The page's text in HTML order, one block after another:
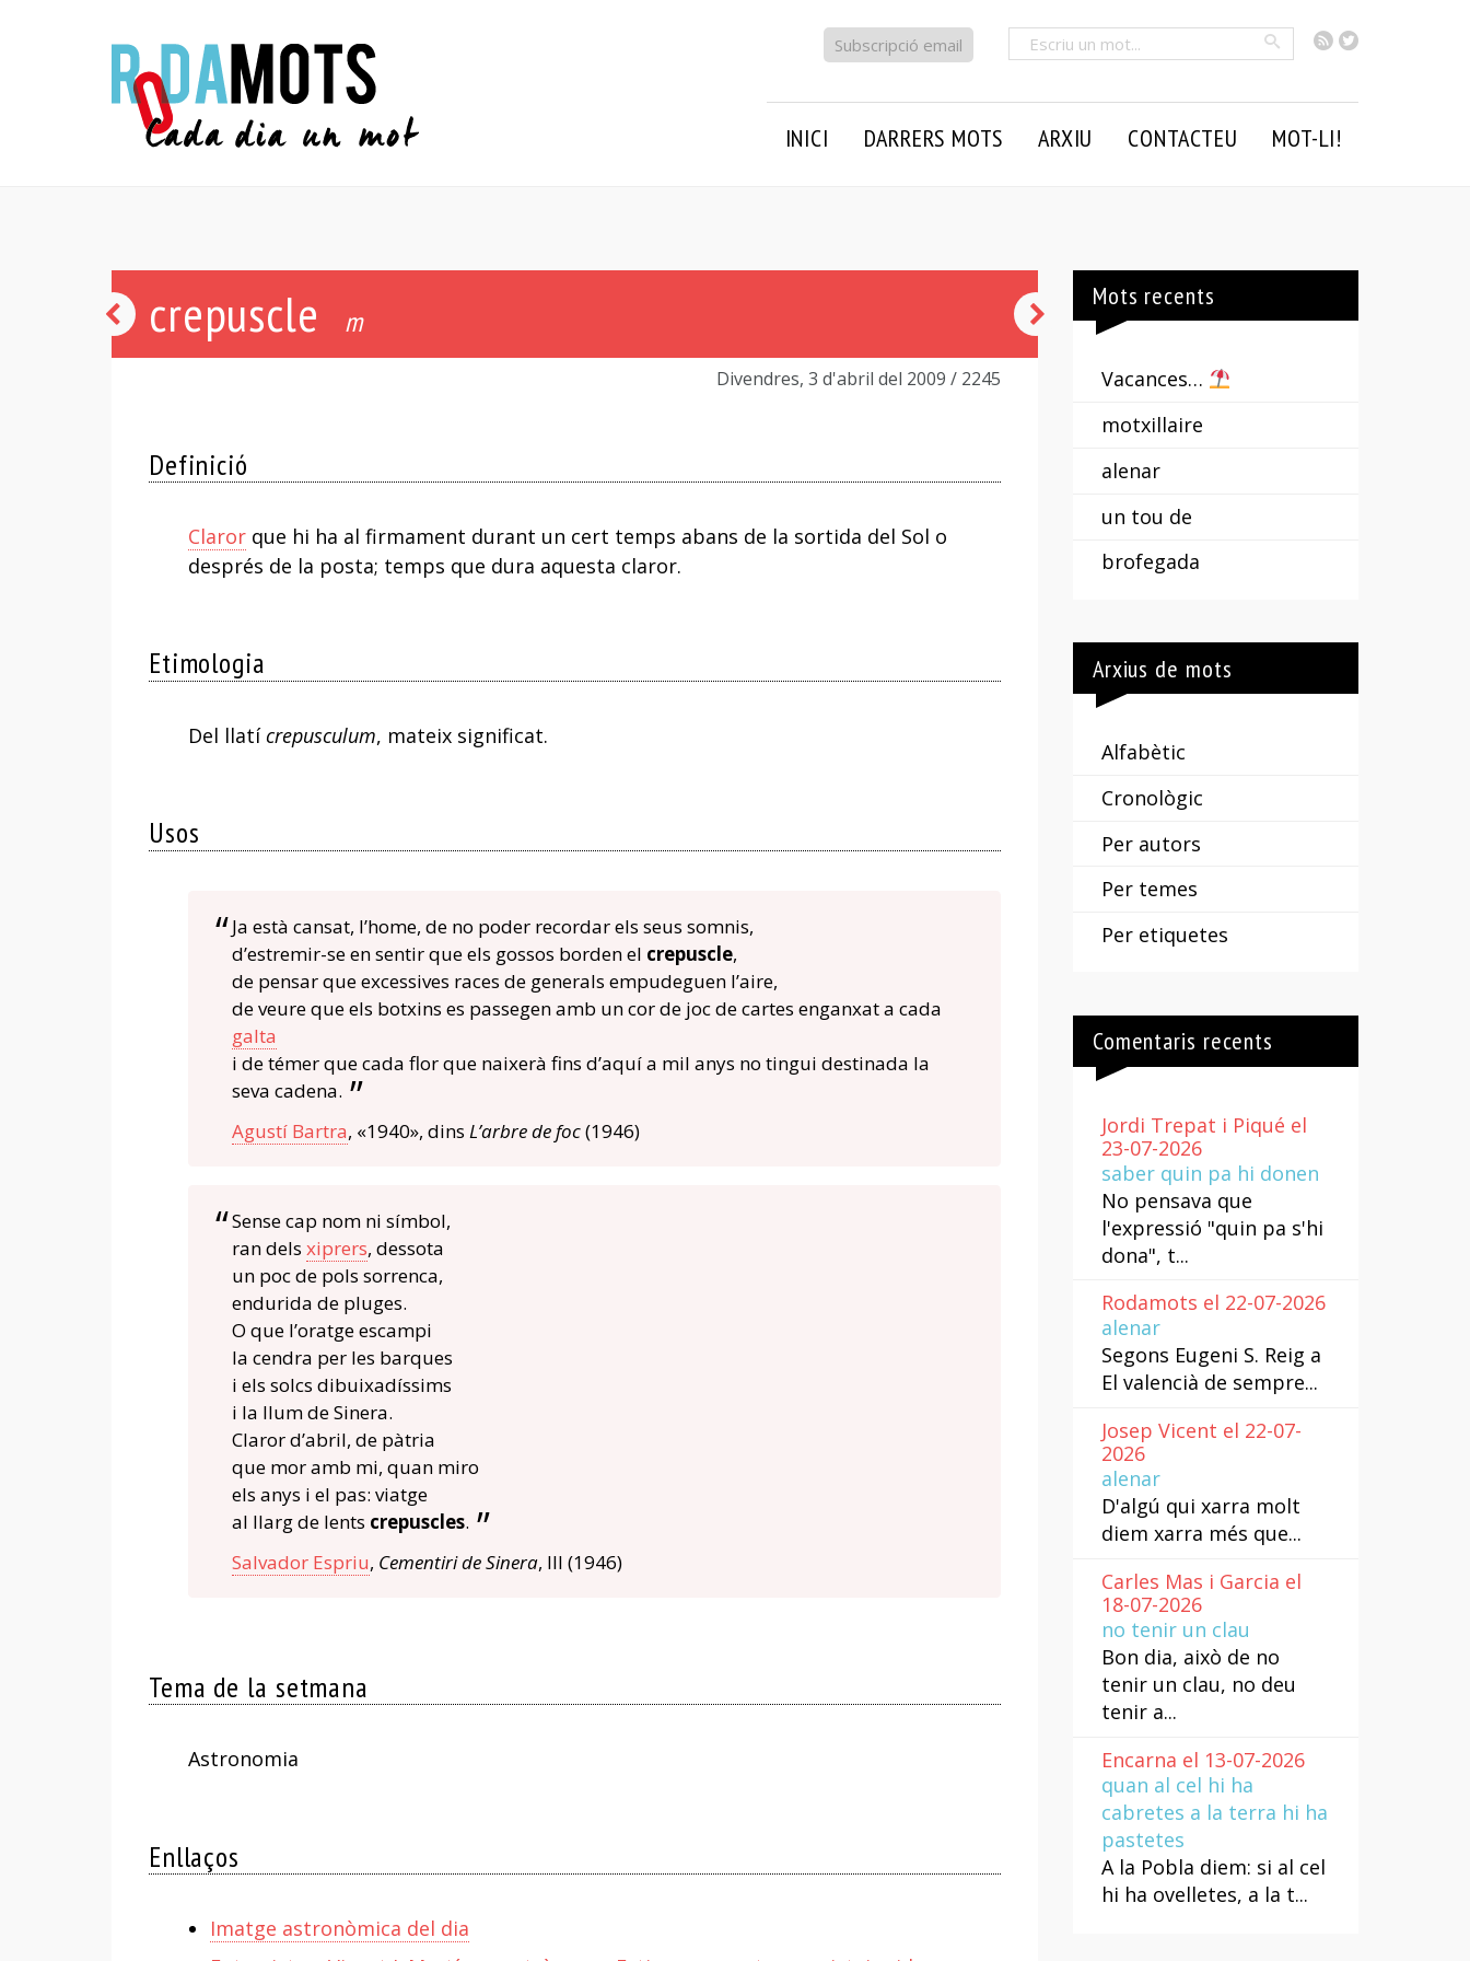
RSSTwitter
Cercar
Subscripció email
INICI DARRERS MOTS ARXIU CONTACTEU MOT-LI!
crepuscle m
Divendres, 3 d'abril del 2009 / 2245
Definició
Clarorque hi ha al firmament durant un cert temps abans de la sortida del Sol o
després de la posta; temps que dura aquesta claror.
Etimologia
Del llatícrepusculum, mateix significat.
Usos
Ja està cansat, l’home, de no poder recordar els seus somnis,
d’estremir-se en sentir que els gossos borden el crepuscle,
de pensar que excessives races de generals empudeguen l’aire,
de veure que els botxins es passegen amb un cor de joc de cartes enganxat a cada
galta
i de témer que cada flor que naixerà fins d’aquí a mil anys no tingui destinada la
seva cadena.
Agustí Bartra, «1940», dins L’arbre de foc(1946)
Sense cap nom ni símbol,
ran dels xiprers, dessota
un poc de pols sorrenca,
endurida de pluges.
O que l’oratge escampi
la cendra per les barques
i els solcs dibuixadíssims
i la llum de Sinera.
Claror d’abril, de pàtria
que mor amb mi, quan miro
els anys i el pas: viatge
al llarg de lents crepuscles.
Salvador Espriu, Cementiri de Sinera, III (1946)
Tema de la setmana
Astronomia
Enllaços
Imatge astronòmica del dia
Via
Làctia
capvespre
Mots recents
Vacances…
motxillaire
alenar
un tou de
brofegada
Arxius de mots
Alfabètic
Cronològic
Per autors
Per temes
Per etiquetes
Comentaris recents
Jordi Trepat i Piqué el
23-07-2026
saber quin pa hi donen
No pensava que
l'expressió "quin pa s'hi
dona", t...
Rodamots el 22-07-2026
alenar
Segons Eugeni S. Reig a
El valencià de sempre...
Josep Vicent el 22-07-
2026
alenar
D'algú qui xarra molt
diem xarra més que...
Carles Mas i Garcia el
18-07-2026
no tenir un clau
Bon dia, això de no
tenir un clau, no deu
tenir a...
Encarna el 13-07-2026
quan al cel hi ha
cabretes a la terra hi ha
pastetes
A la Pobla diem: si al cel
hi ha ovelletes, a la t...